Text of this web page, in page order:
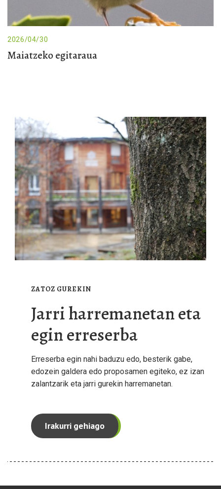
2026/04/30
Maiatzeko egitaraua
ZATOZ GUREKIN
Jarri harremanetan eta
egin erreserba
Erreserba egin nahi baduzu edo, besterik gabe,
edozein galdera edo proposamen egiteko, ez izan
zalantzarik eta jarri gurekin harremanetan.
Irakurri gehiago